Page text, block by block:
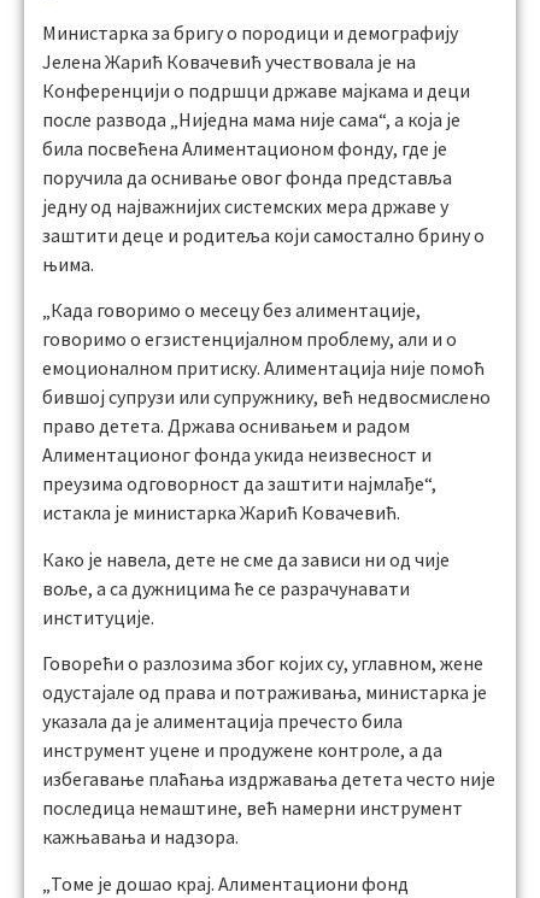
Министарка за бригу о породици и демографију
Јелена Жарић Ковачевић учествовала је на
Конференцији о подршци државе мајкама и деци
после развода „Ниједна мама није сама“, а која је
била посвећена Алиментационом фонду, где је
поручила да оснивање овог фонда представља
једну од најважнијих системских мера државе у
заштити деце и родитеља који самостално брину о
њима.
„Када говоримо о месецу без алиментације,
говоримо о егзистенцијалном проблему, али и о
емоционалном притиску. Aлиментација није помоћ
бившој супрузи или супружнику, већ недвосмислено
право детета. Држава оснивањем и радом
Алиментационог фонда укида неизвесност и
преузима одговорност да заштити најмлађе“,
истакла је министарка Жарић Ковачевић.
Како је навела, дете не сме да зависи ни од чије
воље, а са дужницима ће се разрачунавати
институције.
Говорећи о разлозима због којих су, углавном, жене
одустајале од права и потраживања, министарка је
указала да је алиментација пречесто била
инструмент уцене и продужене контроле, а да
избегавање плаћања издржавања детета често није
последица немаштине, већ намерни инструмент
кажњавања и надзора.
„Томе је дошао крај. Алиментациони фонд